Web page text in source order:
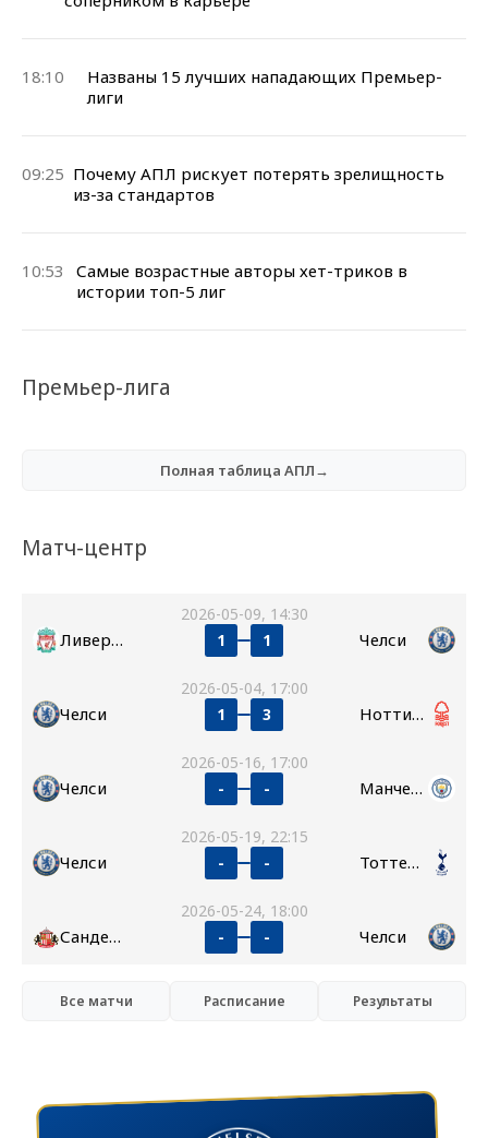
18:10
Названы 15 лучших нападающих Премьер-
лиги
09:25 Почему АПЛ рискует потерять зрелищность
из-за стандартов
10:53
Самые возрастные авторы хет-триков в
истории топ-5 лиг
Премьер-лига
Полная таблица АПЛ→
Матч-центр
2026-05-09, 14:30
Ливерпуль 1 1 Челси
2026-05-04, 17:00
Челси 1 3 Ноттингем Форест
2026-05-16, 17:00
Челси - - Манчестер Сити
2026-05-19, 22:15
Челси - - Тоттенхэм
2026-05-24, 18:00
Сандерленд - - Челси
Все матчи Расписание Результаты